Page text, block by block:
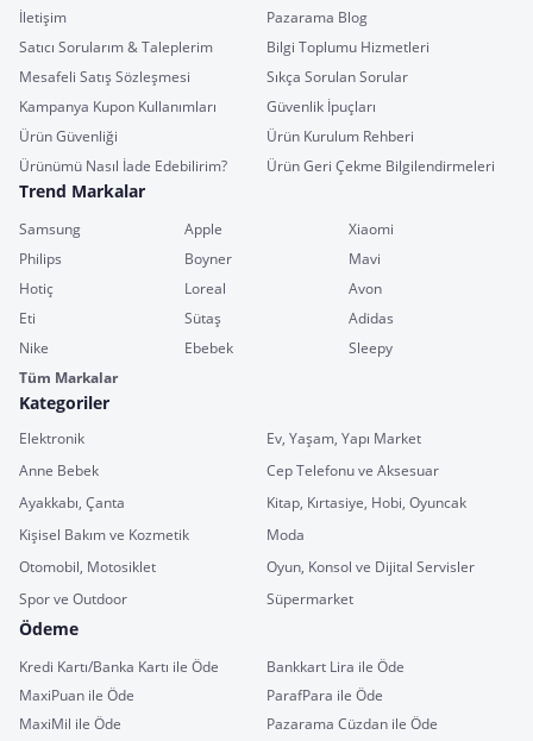
İletişim
Pazarama Blog
Satıcı Sorularım & Taleplerim
Bilgi Toplumu Hizmetleri
Mesafeli Satış Sözleşmesi
Sıkça Sorulan Sorular
Kampanya Kupon Kullanımları
Güvenlik İpuçları
Ürün Güvenliği
Ürün Kurulum Rehberi
Ürünümü Nasıl İade Edebilirim?
Ürün Geri Çekme Bilgilendirmeleri
Trend Markalar
Samsung Apple
Xiaomi
Philips
Boyner
Mavi
Hotiç
Loreal
Avon
Eti
Sütaş
Adidas
Nike
Ebebek
Sleepy
Tüm Markalar
Kategoriler
Elektronik
Ev, Yaşam, Yapı Market
Anne Bebek
Cep Telefonu ve Aksesuar
Ayakkabı, Çanta
Kitap, Kırtasiye, Hobi, Oyuncak
Kişisel Bakım ve Kozmetik
Moda
Otomobil, Motosiklet
Oyun, Konsol ve Dijital Servisler
Spor ve Outdoor
Süpermarket
Ödeme
Kredi Kartı/Banka Kartı ile Öde
Bankkart Lira ile Öde
MaxiPuan ile Öde
ParafPara ile Öde
MaxiMil ile Öde
Pazarama Cüzdan ile Öde